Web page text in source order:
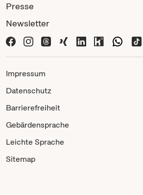
Presse
Newsletter
Impressum
Datenschutz
Barrierefreiheit
Gebärdensprache
Leichte Sprache
Sitemap